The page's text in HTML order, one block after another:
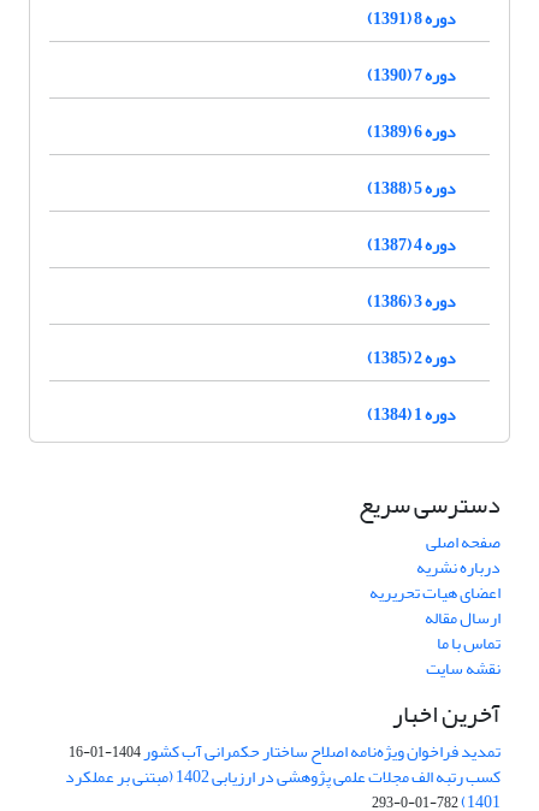
دوره 8 (1391)
دوره 7 (1390)
دوره 6 (1389)
دوره 5 (1388)
دوره 4 (1387)
دوره 3 (1386)
دوره 2 (1385)
دوره 1 (1384)
دسترسی سریع
صفحه اصلی
درباره نشریه
اعضای هیات تحریریه
ارسال مقاله
تماس با ما
نقشه سایت
آخرین اخبار
تمدید فراخوان ویژه‌نامه اصلاح ساختار حکمرانی آب کشور1404-01-16
کسب رتبه الف مجلات علمی پژوهشی در ارزیابی 1402 (مبتنی بر عملکرد
1401)
782-01-0-293